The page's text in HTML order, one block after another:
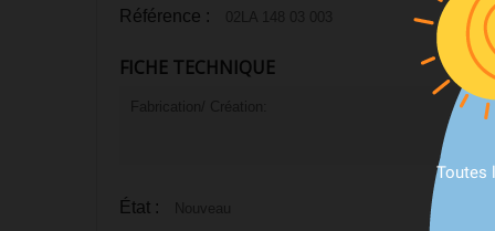
Référence :
FICHE TECHNIQUE
État :
Toutes